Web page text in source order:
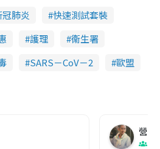
冠肺炎
快速測試套裝
護理
衞生署
SARS－CoV－2 歐盟
營養